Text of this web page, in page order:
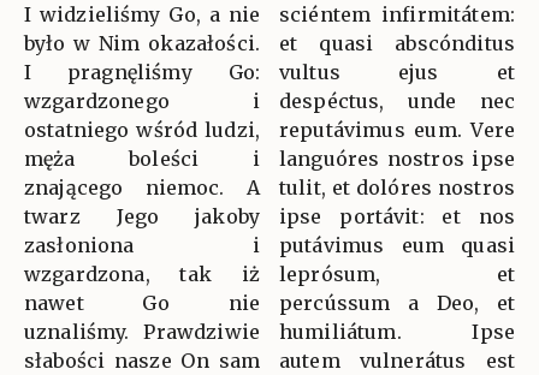
I widzieliśmy Go, a nie
było w Nim okazałości.
I pragnęliśmy Go:
wzgardzonego i
ostatniego wśród ludzi,
męża boleści i
znającego niemoc. A
twarz Jego jakoby
zasłoniona i
wzgardzona, tak iż
nawet Go nie
uznaliśmy. Prawdziwie
słabości nasze On sam
sciéntem infirmitátem:
et quasi abscónditus
vultus ejus et
despéctus, unde nec
reputávimus eum. Vere
languóres nostros ipse
tulit, et dolóres nostros
ipse portávit: et nos
putávimus eum quasi
leprósum, et
percússum a Deo, et
humiliátum. Ipse
autem vulnerátus est